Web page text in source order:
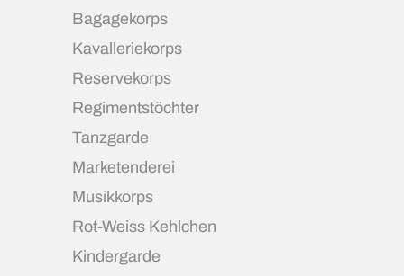
Bagagekorps
Kavalleriekorps
Reservekorps
Regimentstöchter
Tanzgarde
Marketenderei
Musikkorps
Rot-Weiss Kehlchen
Kindergarde